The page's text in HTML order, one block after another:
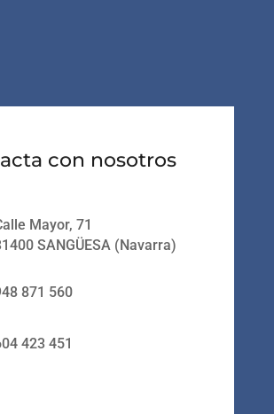
con nosotros
Mayor, 71
SANGÜESA (Navarra)
871 560
423 451